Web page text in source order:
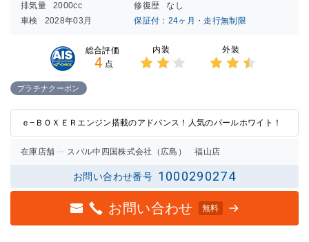
排気量
2000cc 修復歴
なし
車検
2028年03月 保証付：24ヶ月・走行無制限
総合評価
4 点
内装 外装
プラチナクーポン
ｅ−ＢＯＸＥＲエンジン搭載のアドバンス！人気のパールホワイト！
在庫店舗 スバル中四国株式会社（広島） 福山店
お問い合わせ番号 1000290274
お問い合わせ 無料